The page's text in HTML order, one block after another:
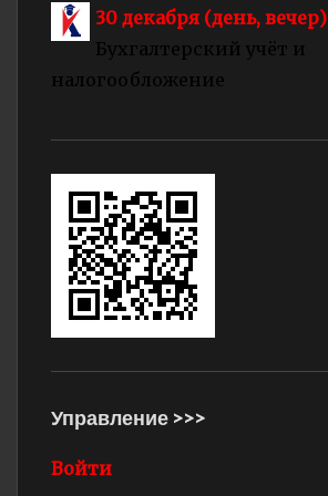
30 декабря (день, вечер)
Бухгалтерский учёт и
налогообложение
Управление >>>
Войти